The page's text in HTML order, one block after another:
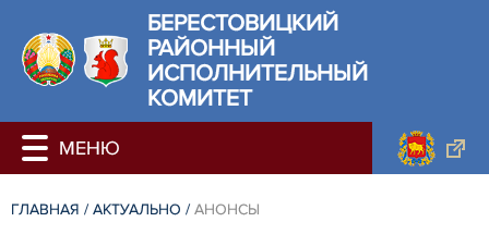
БЕРЕСТОВИЦКИЙ
РАЙОННЫЙ
ИСПОЛНИТЕЛЬНЫЙ
КОМИТЕТ
ГЛАВНАЯ / АКТУАЛЬНО / АНОНСЫ